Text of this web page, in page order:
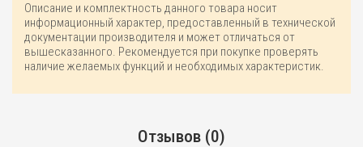
Описание и комплектность данного товара носит
информационный характер, предоставленный в технической
документации производителя и может отличаться от
вышесказанного. Рекомендуется при покупке проверять
наличие желаемых функций и необходимых характеристик.
Отзывов (0)